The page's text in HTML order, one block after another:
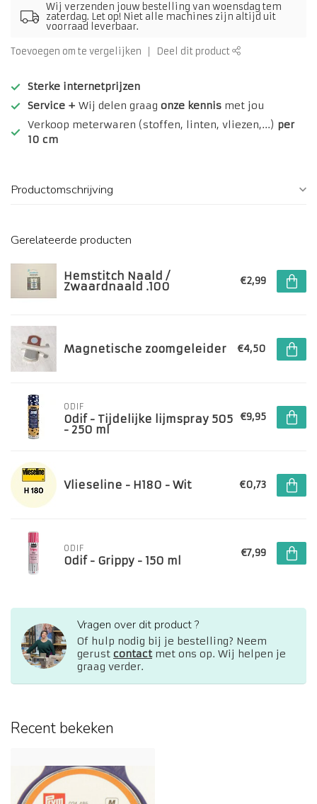
Wij verzenden jouw bestelling van woensdag tem
zaterdag. Let op! Niet alle machines zijn altijd uit
voorraad leverbaar.
Toevoegen om te vergelijken Deel dit product
Sterke internetprijzen
Service + Wij delen graag onze kennis met jou
Verkoop meterwaren (stoffen, linten, vliezen,...) per
10 cm
Productomschrijving
Gerelateerde producten
Hemstitch Naald /
Zwaardnaald .100 €2,99
Magnetische zoomgeleider €4,50
ODIF
Odif - Tijdelijke lijmspray 505
- 250 ml
€9,95
Vlieseline - H180 - Wit €0,73
ODIF
Odif - Grippy - 150 ml
€7,99
Vragen over dit product ?
Of hulp nodig bij je bestelling? Neem
gerust contactmet ons op. Wij helpen je
graag verder.
Recent bekeken